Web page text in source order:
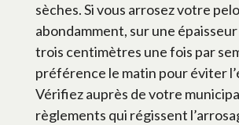
sèches. Si vous arrosez votre
abondamment, sur une
trois centimètres une fois par
préférence le matin pour éviter
Vérifiez auprès de votre
règlements qui régissent